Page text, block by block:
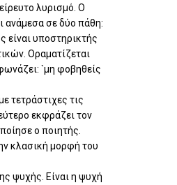
λυρισμό. Ο
ανάμεσα σε δύο πάθη:
είναι υποστηρικτής
Οραματίζεται
`μη φοβηθείς
τετράστιχες τις
εκφράζει τον
ο ποιητής.
κλασική μορφή του
ψυχής. Είναι η ψυχή